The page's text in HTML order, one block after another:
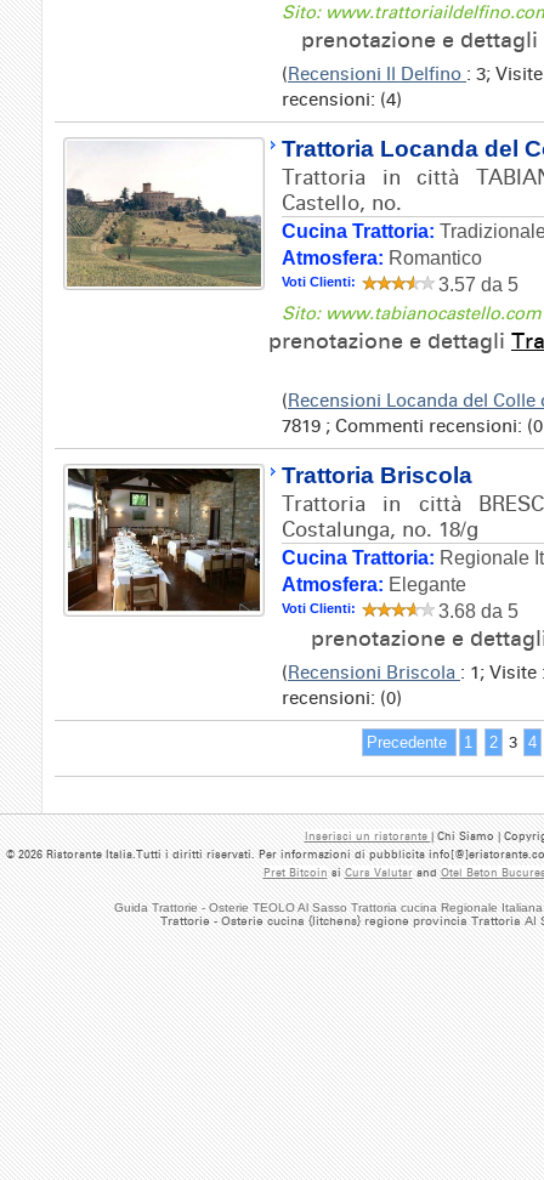
Guida Trattorie - Osterie TEOLO Al Sasso Trattoria cucina Regionale Italiana
Trattorie - Osterie cucina {litchens} regione provincia Trattoria Al
Sito:
prenotazione e dettagli
(Recensioni Il Delfino : 3;
recensioni: (4)
Trattoria Locanda del
Trattoria in città
Castello, no.
Cucina Trattoria:
Atmosfera: Romantico
Voti Clienti: 3.57 da 5
Sito: www.tabianocastello.com
prenotazione e dettagli
(Recensioni Locanda del
7819 ; Commenti recensioni:
Trattoria Briscola
Trattoria in città
Costalunga, no. 18/g
Cucina Trattoria: Regionale
Atmosfera: Elegante
Voti Clienti: 3.68 da 5
prenotazione e
(Recensioni Briscola : 1; Visite
recensioni: (0)
Precedente 1 2 3 4
Inserisci un ristorante | Chi Siamo |
© 2026 Ristorante Italia.Tutti i diritti riservati. Per informazioni di pubblicita
Pret BitcoinsiCurs ValutarandOtel Beton